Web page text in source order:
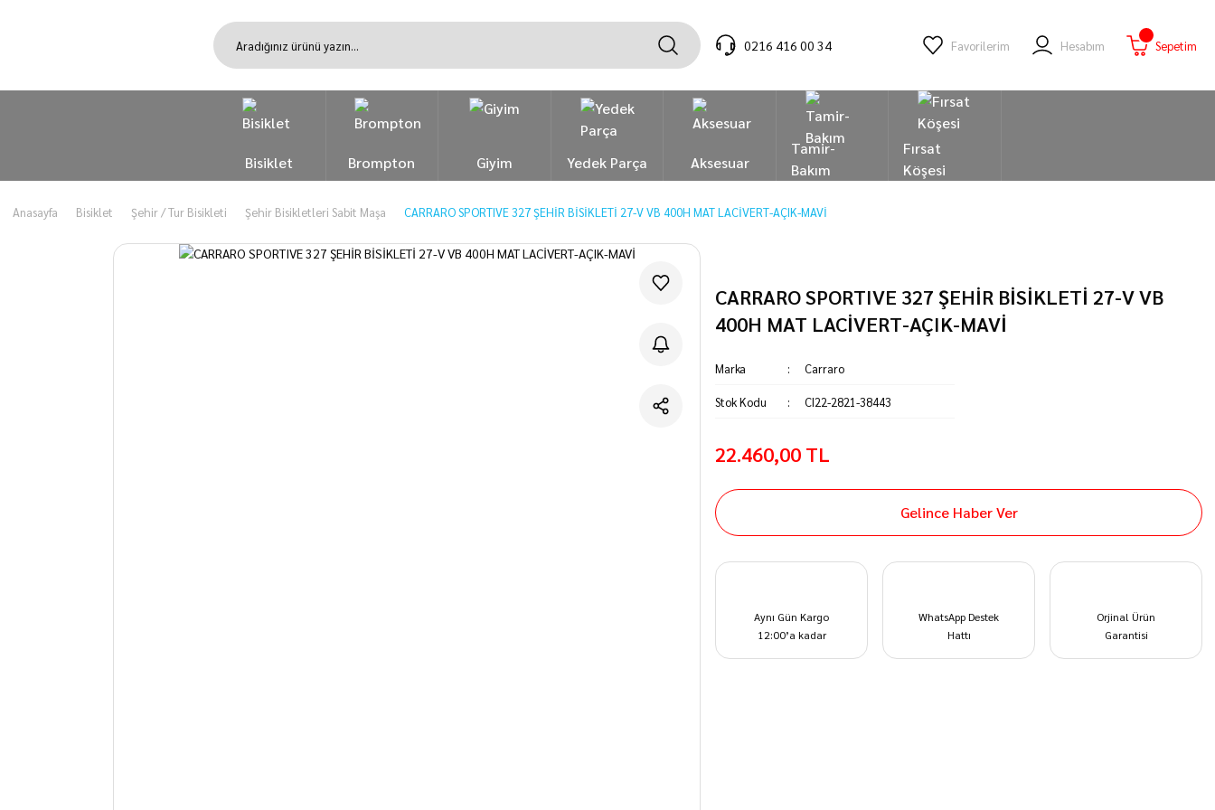
0216 416 00 34 Favorilerim Hesabım Sepetim
Bisiklet Brompton Giyim Yedek Parça Aksesuar
Tamir-
Bakım
Fırsat
Köşesi
Anasayfa Bisiklet Şehir / Tur Bisikleti Şehir Bisikletleri Sabit Maşa CARRARO SPORTIVE 327 ŞEHİR BİSİKLETİ 27-V VB 400H MAT LACİVERT-AÇIK-MAVİ
CARRARO SPORTIVE 327 ŞEHİR BİSİKLETİ 27-V VB
400H MAT LACİVERT-AÇIK-MAVİ
Marka Carraro
Stok Kodu CI22-2821-38443
22.460,00 TL
Gelince Haber Ver
Aynı Gün Kargo
12:00’a kadar
WhatsApp Destek
Hattı
Orjinal Ürün
Garantisi